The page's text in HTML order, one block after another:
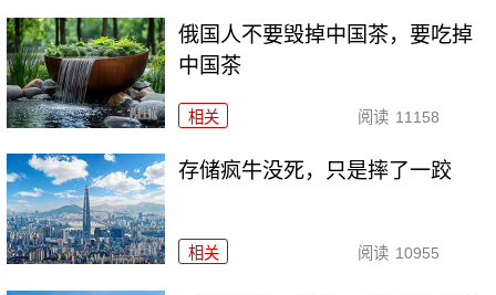
俄国人不要毁掉中国茶，要吃掉
中国茶
相关 阅读 11158
存储疯牛没死，只是摔了一跤
相关 阅读 10955